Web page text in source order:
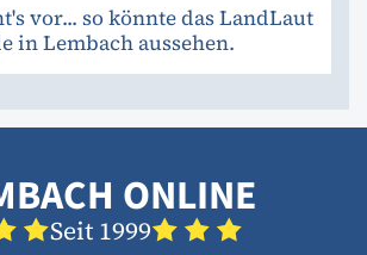
vor... so könnte das LandLaut
in Lembach aussehen.
ONLINE
Seit 1999